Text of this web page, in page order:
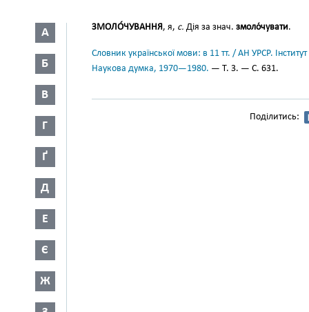
А
Б
В
Г
Ґ
Д
Е
Є
Ж
ЗМОЛО́ЧУВАННЯ, я, с. Дія за знач. змоло́чувати.
Словник української мови: в 11 тт. / АН УРСР.
Наукова думка, 1970—1980. — Т. 3. — С. 631.
Поділитись: